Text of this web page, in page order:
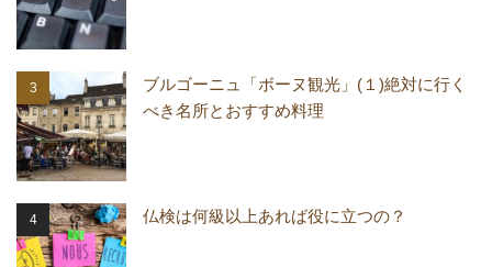
ブルゴーニュ「ボーヌ観光」(１)絶対に行く
べき名所とおすすめ料理
仏検は何級以上あれば役に立つの？